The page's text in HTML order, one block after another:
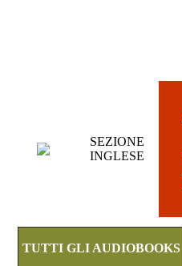
SEZIONE
INGLESE
TUTTI GLI AUDIOBOOKS